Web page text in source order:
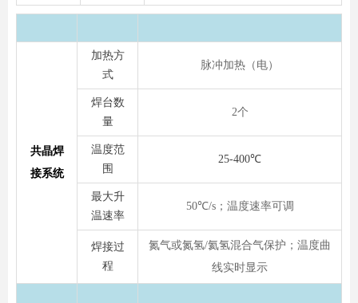
共晶焊
接系统
加热方
式
脉冲加热（电）
焊台数
量
2个
温度范
围
25-400℃
最大升
温速率
50℃/s；温度速率可调
焊接过
程
氮气或氮氢/氦氢混合气保护；温度曲
线实时显示